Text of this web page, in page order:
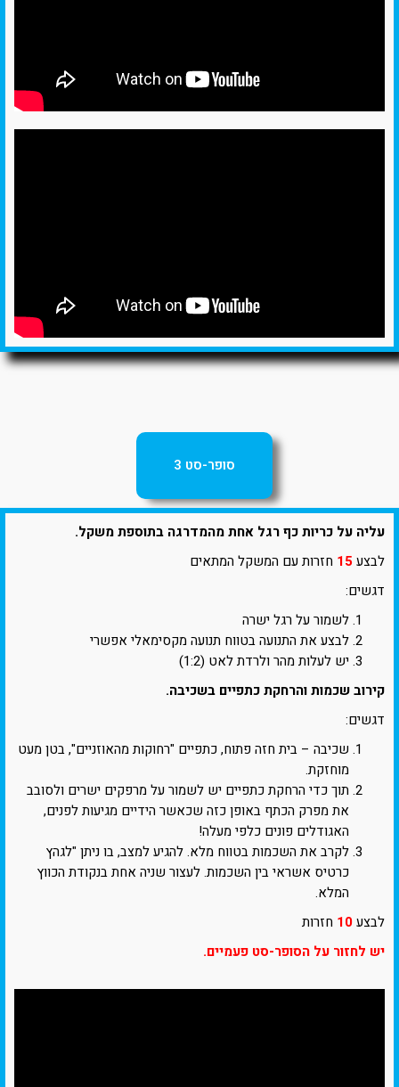
סופר-סט 3
עליה על כריות כף רגל אחת מהמדרגה בתוספת משקל.
לבצע15 חזרות עם המשקל המתאים
דגשים:
לשמור על רגל ישרה
לבצע את התנועה בטווח תנועה מקסימאלי אפשרי
יש לעלות מהר ולרדת לאט (1:2)
קירוב שכמות והרחקת כתפיים בשכיבה.
דגשים:
שכיבה – בית חזה פתוח, כתפיים "רחוקות מהאוזניים", בטן מעט
מוחזקת.
תוך כדי הרחקת כתפיים יש לשמור על מרפקים ישרים ולסובב
את מפרק הכתף באופן כזה שכאשר הידיים מגיעות לפנים,
האגודלים פונים כלפי מעלה!
לקרב את השכמות בטווח מלא. להגיע למצב, בו ניתן "לגהץ
כרטיס אשראי בין השכמות. לעצור שניה אחת בנקודת הכווץ
המלא.
לבצע10 חזרות
יש לחזור על הסופר-סט פעמיים.